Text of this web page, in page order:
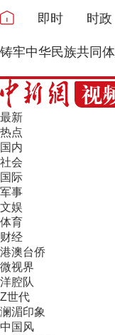
即时 时政
铸牢中华民族共同
最新
热点
国内
社会
国际
军事
文娱
体育
财经
港澳台侨
微视界
洋腔队
Z世代
澜湄印象
中国风